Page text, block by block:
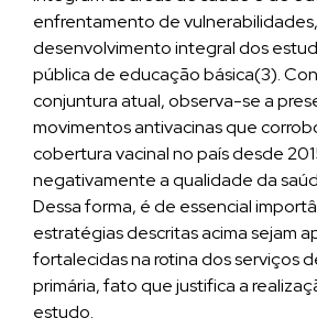
enfrentamento de
desenvolvimento integral dos
pública de educação básica(3).
conjuntura atual, observa-se a
movimentos antivacinas que
cobertura vacinal no país desde
negativamente a qualidade da
Dessa forma, é de essencial
estratégias descritas acima sejam
fortalecidas na rotina dos serviços
primária, fato que justifica a
estudo.